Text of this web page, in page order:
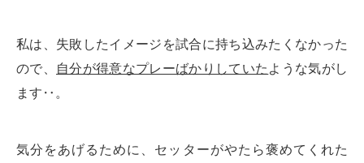
私は、失敗したイメージを試合に持ち込みたくなかった
ので、
自分が得意なプレーばかりしていた ような気がし
ます‥。
気分をあげるために、セッターがやたら褒めてくれた